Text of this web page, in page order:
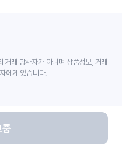
중
거래 당사자가 아니며 상품정보, 거래
에게 있습니다.